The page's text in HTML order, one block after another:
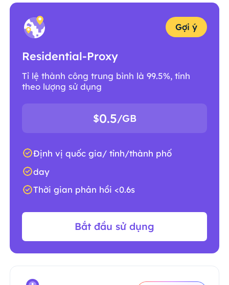
Gợi ý
Residential-Proxy
Tỉ lệ thành công trung bình là 99.5%, tính
theo lượng sử dụng
$0.5/GB
Định vị quốc gia/ tỉnh/thành phố
day
Thời gian phản hồi <0.6s
Bắt đầu sử dụng